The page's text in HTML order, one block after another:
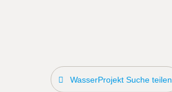
WasserProjekt Suche teilen